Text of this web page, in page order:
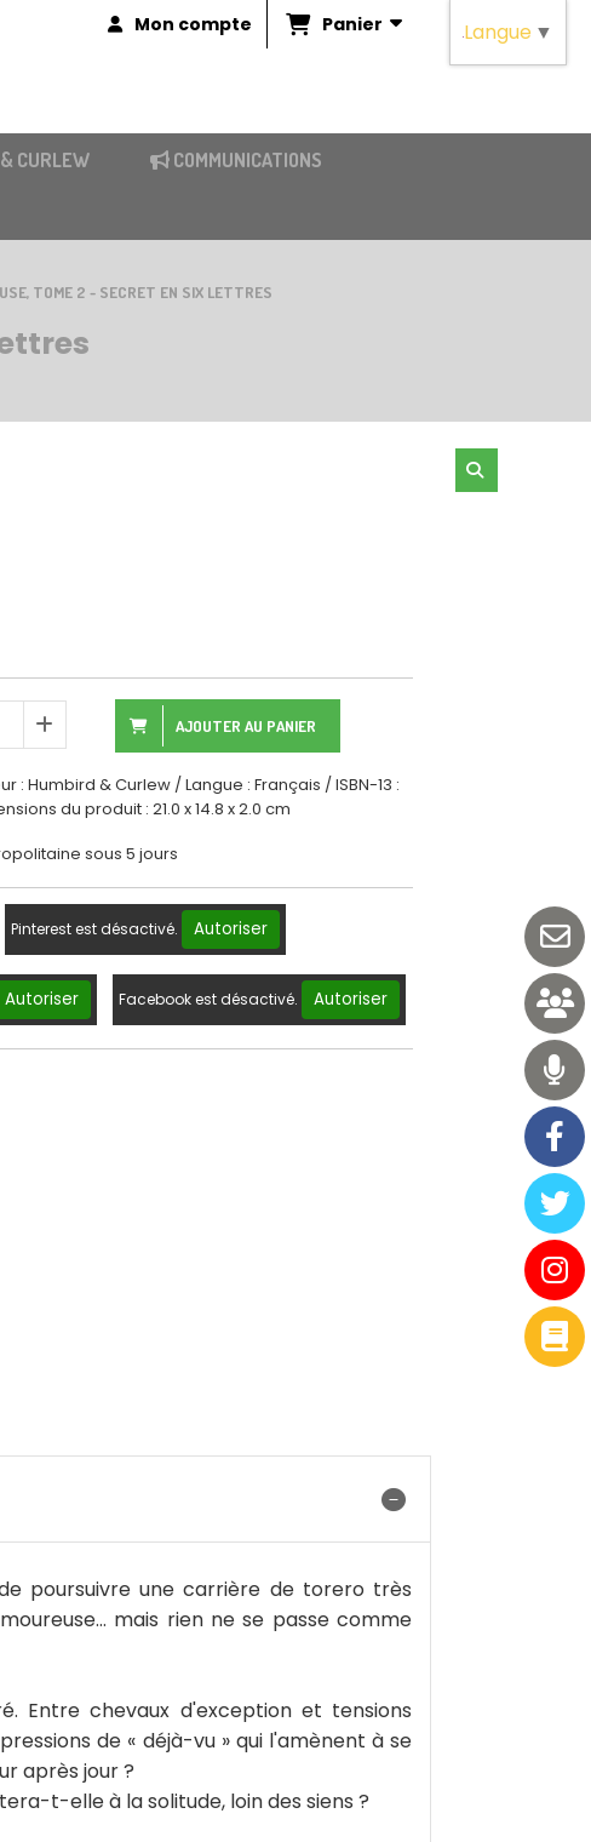
Mon compte Panier
CURLEW COMMUNICATIONS
TOME 2 - SECRET EN SIX LETTRES
AJOUTER AU PANIER
: Humbird & Curlew / Langue : Français / ISBN-13 :
du produit : 21.0 x 14.8 x 2.0 cm
sous 5 jours
Pinterest est désactivé. Autoriser
Autoriser Facebook est désactivé. Autoriser
poursuivre une carrière de torero très
mais rien ne se passe comme
Entre chevaux d'exception et tensions
de « déjà-vu » qui l'amènent à se
après jour ?
t-elle à la solitude, loin des siens ?
Langue ▼